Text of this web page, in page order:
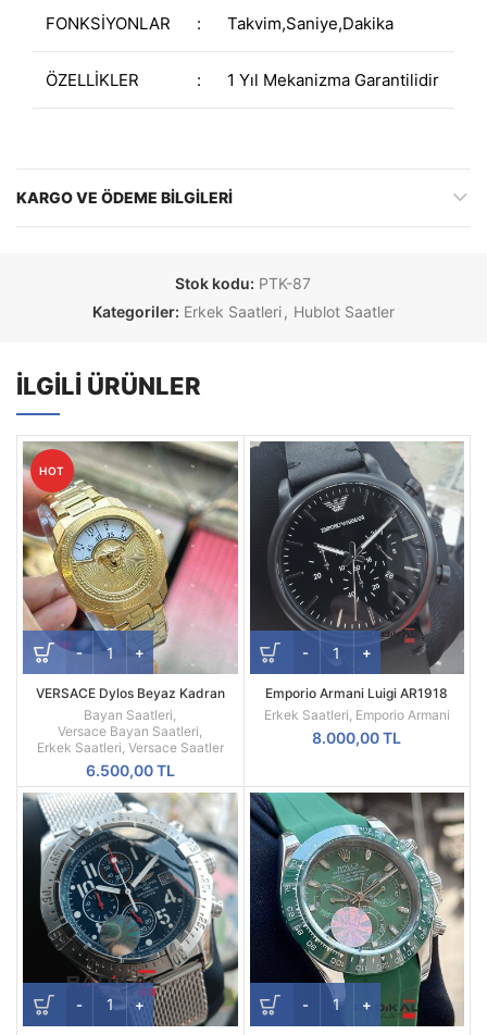
FONKSİYONLAR : Takvim,Saniye,Dakika
ÖZELLİKLER : 1 Yıl Mekanizma Garantilidir
KARGO VE ÖDEME BILGILERI
Stok kodu: PTK-87
Kategoriler: Erkek Saatleri , Hublot Saatler
İLGILI ÜRÜNLER
HOT
VERSACE Dylos Beyaz Kadran
Sarı Kasa
Bayan Saatleri,
Versace Bayan Saatleri,
Erkek Saatleri, Versace Saatler
6.500,00TL
Emporio Armani Luigi AR1918
Replika Erkek Kol Saati
Erkek Saatleri, Emporio Armani
8.000,00TL